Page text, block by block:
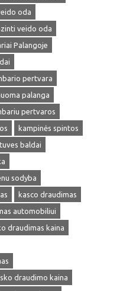
oda
veido oda
Palangoje
pertvara
palanga
pertvaros
kampinės spintos
baldai
sodyba
kasco draudimas
automobiliui
draudimas kaina
draudimo kaina